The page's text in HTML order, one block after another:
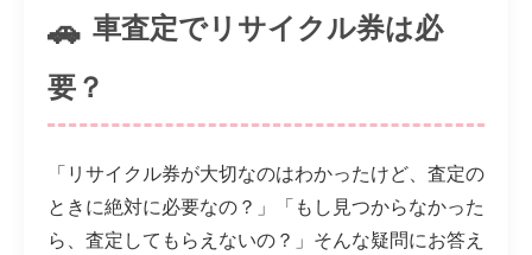
車査定でリサイクル券は必
要？
「リサイクル券が大切なのはわかったけど、査定の
ときに絶対に必要なの？」「もし見つからなかった
ら、査定してもらえないの？」そんな疑問にお答え